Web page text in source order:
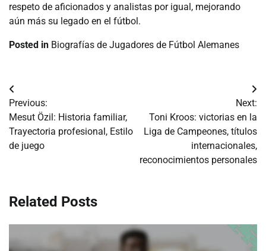
respeto de aficionados y analistas por igual, mejorando
aún más su legado en el fútbol.
Posted in Biografías de Jugadores de Fútbol Alemanes
Post
navigation
Previous:
Mesut Özil: Historia familiar,
Trayectoria profesional, Estilo
de juego
Next:
Toni Kroos: victorias en la
Liga de Campeones, títulos
internacionales,
reconocimientos personales
Related Posts